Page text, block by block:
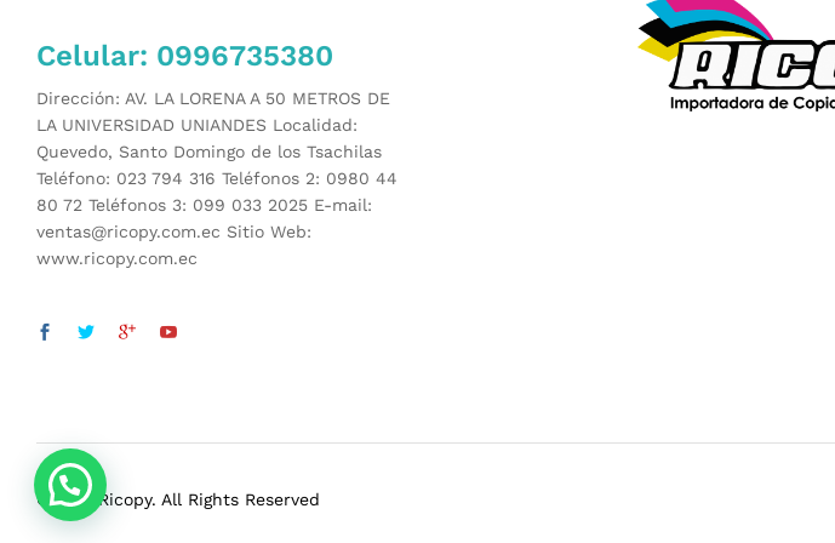
Celular: 0996735380
Dirección: AV. LA LORENA A 50 METROS DE
LA UNIVERSIDAD UNIANDES Localidad:
Quevedo, Santo Domingo de los Tsachilas
Teléfono: 023 794 316 Teléfonos 2: 0980 44
80 72 Teléfonos 3: 099 033 2025 E-mail:
ventas@ricopy.com.ec Sitio Web:
www.ricopy.com.ec
© 2021 Ricopy. All Rights Reserved